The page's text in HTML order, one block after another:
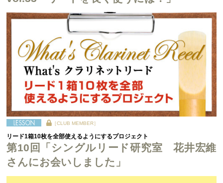
［CLUB MEMBER］
リード1箱10枚を全部使えるようにするプロジェクト
第10回「シングルリード研究室 花井宏維
さんにお会いしました」